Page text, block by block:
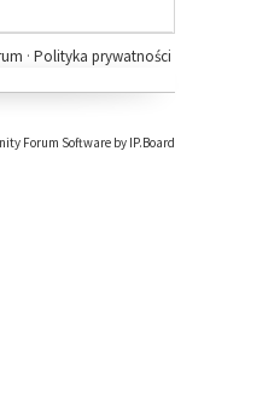
Polityka prywatności
·
Forum Software by IP.Board